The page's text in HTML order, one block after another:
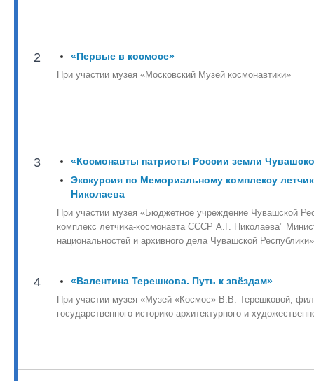
2 «Первые в космосе»
При участии музея «Московский Музей космонавтики»
3
«Космонавты патриоты России земли
Экскурсия по Мемориальному комплексу
Николаева
При участии музея «Бюджетное учреждение Чувашской
комплекс летчика-космонавта СССР А.Г. Николаева"
национальностей и архивного дела Чувашской Республики»
4 «Валентина Терешкова. Путь к звёздам»
При участии музея «Музей «Космос» В.В. Терешковой,
государственного историко-архитектурного и